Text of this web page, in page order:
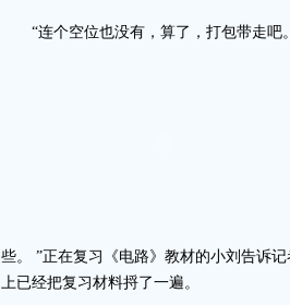
“连个空位也没有，算了，打包带走吧
些。 ”正在复习《电路》教材的小刘告诉
上已经把复习材料捋了一遍。